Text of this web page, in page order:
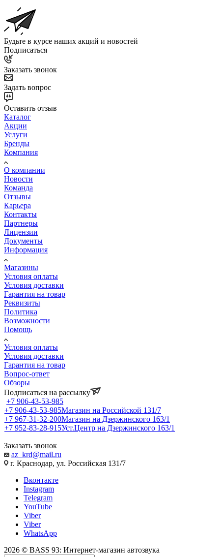
Будьте в курсе наших акций и новостей
Подписаться
Заказать звонок
Задать вопрос
Оставить отзыв
Каталог
Акции
Услуги
Бренды
Компания
О компании
Новости
Команда
Отзывы
Карьера
Контакты
Партнеры
Лицензии
Документы
Информация
Магазины
Условия оплаты
Условия доставки
Гарантия на товар
Реквизиты
Политика
Возможности
Помощь
Условия оплаты
Условия доставки
Гарантия на товар
Вопрос-ответ
Обзоры
Подписаться на рассылку
+7 906-43-53-985
+7 906-43-53-985Магазин на Российской 131/7
+7 967-31-32-200Магазин на Дзержинского 163/1
+7 952-83-28-915Уст.Центр на Дзержинского 163/1
Заказать звонок
az_krd@mail.ru
г. Краснодар, ул. Российская 131/7
Вконтакте
Instagram
Telegram
YouTube
Viber
Viber
WhatsApp
2026 © BASS 93: Интернет-магазин автозвука